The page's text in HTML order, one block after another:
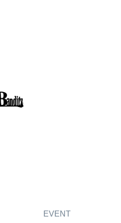
EVENT